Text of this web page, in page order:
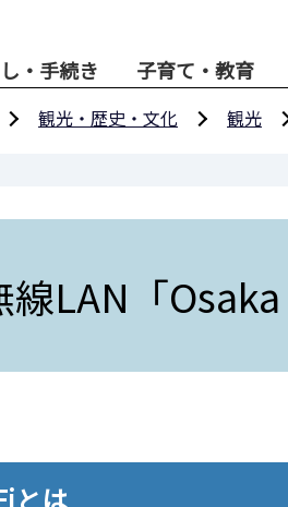
・手続き 子育て・教育
観光・歴史・文化 観光
LAN「Osaka
とは